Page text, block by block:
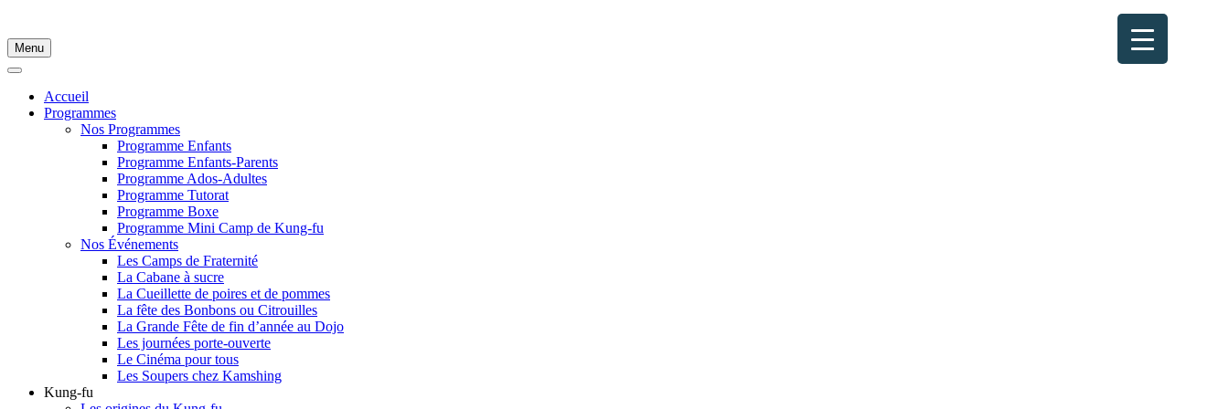
Menu
Accueil
Programmes
Nos Programmes
Programme Enfants
Programme Enfants-Parents
Programme Ados-Adultes
Programme Tutorat
Programme Boxe
Programme Mini Camp de Kung-fu
Nos Événements
Les Camps de Fraternité
La Cabane à sucre
La Cueillette de poires et de pommes
La fête des Bonbons ou Citrouilles
La Grande Fête de fin d’année au Dojo
Les journées porte-ouverte
Le Cinéma pour tous
Les Soupers chez Kamshing
Kung-fu